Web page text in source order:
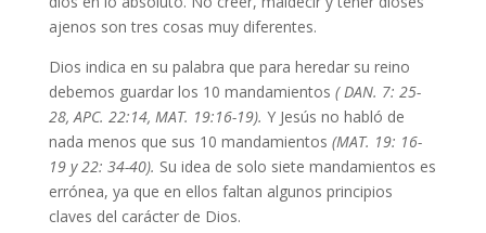
ajenos son tres cosas muy diferentes.
Dios indica en su palabra que para heredar su reino
debemos guardar los 10 mandamientos ( DAN. 7: 25-
28,APC. 22:14, MAT. 19:16-19). Y Jesús no habló de
nada menos que sus 10 mandamientos (MAT. 19: 16-
19 y 22: 34-40). Su idea de solo siete mandamientos es
errónea, ya que en ellos faltan algunos principios
claves del carácter de Dios.